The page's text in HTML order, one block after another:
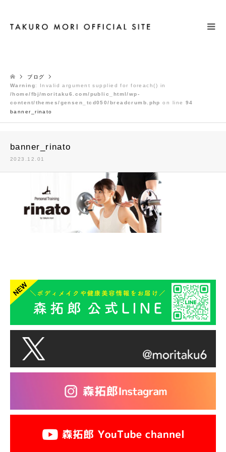
ブログ
Warning: Invalid argument supplied for foreach() in
/home/fbj/moritaku6.com/public_html/wp-
content/themes/gensen_tcd050/breadcrumb.php on line 94
banner_rinato
banner_rinato
2023.12.01